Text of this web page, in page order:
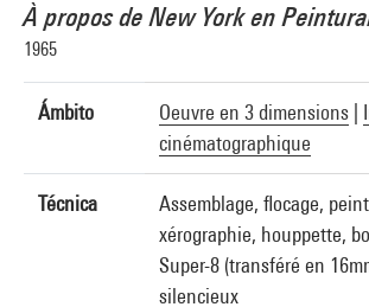
À propos de New York en
1965
Ámbito Oeuvre en 3 dimensions
cinématographique
Técnica
Assemblage, flocage,
xérographie, houppette,
Super-8 (transféré en
silencieux
Referencia de la imagen : 4Y03556
Difusión de la imagen :